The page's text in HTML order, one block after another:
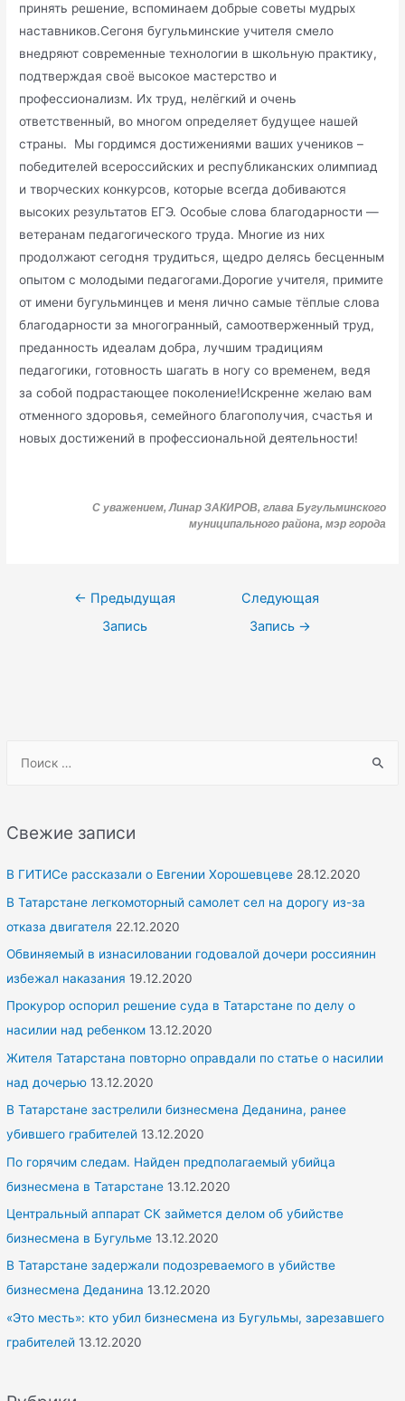
r
h
f
o
r
Свежие записи
В ГИТИСе рассказали о Евгении Хорошевцеве 28.12.2020
В Татарстане легкомоторный самолет сел на дорогу из-за
отказа двигателя 22.12.2020
Обвиняемый в изнасиловании годовалой дочери россиянин
избежал наказания 19.12.2020
Прокурор оспорил решение суда в Татарстане по делу о
насилии над ребенком 13.12.2020
Жителя Татарстана повторно оправдали по статье о насилии
над дочерью 13.12.2020
В Татарстане застрелили бизнесмена Деданина, ранее
убившего грабителей 13.12.2020
По горячим следам. Найден предполагаемый убийца
бизнесмена в Татарстане 13.12.2020
Центральный аппарат СК займется делом об убийстве
бизнесмена в Бугульме 13.12.2020
В Татарстане задержали подозреваемого в убийстве
бизнесмена Деданина 13.12.2020
«Это месть»: кто убил бизнесмена из Бугульмы, зарезавшего
грабителей 13.12.2020
принять решение, вспоминаем добрые советы мудрых
наставников.Сегоня бугульминские учителя смело
внедряют современные технологии в школьную практику,
подтверждая своё высокое мастерство и
профессионализм. Их труд, нелёгкий и очень
ответственный, во многом определяет будущее нашей
страны. Мы гордимся достижениями ваших учеников –
победителей всероссийских и республиканских олимпиад
и творческих конкурсов, которые всегда добиваются
высоких результатов ЕГЭ. Особые слова благодарности —
ветеранам педагогического труда. Многие из них
продолжают сегодня трудиться, щедро делясь бесценным
опытом с молодыми педагогами.Дорогие учителя, примите
от имени бугульминцев и меня лично самые тёплые слова
благодарности за многогранный, самоотверженный труд,
преданность идеалам добра, лучшим традициям
педагогики, готовность шагать в ногу со временем, ведя
за собой подрастающее поколение!Искренне желаю вам
отменного здоровья, семейного благополучия, счастья и
новых достижений в профессиональной деятельности!
С уважением, Линар ЗАКИРОВ, глава Бугульминского
муниципального района, мэр города
Навигация
← Предыдущая
Запись
Следующая
Запись →